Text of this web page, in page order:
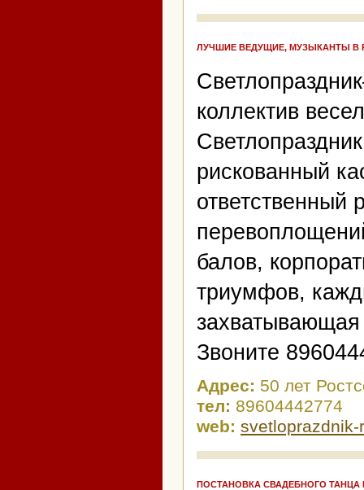
ЛУЧШИЕ ВЕДУЩИЕ, МУЗЫКАНТЫ В
коллектив
рискованный
ответственный
балов,
триумфов,
Звоните
Адрес: 50 лет
тел: 89604442774
web: svetloprazdnik-
ПОСТАНОВКА СВАДЕБНОГО